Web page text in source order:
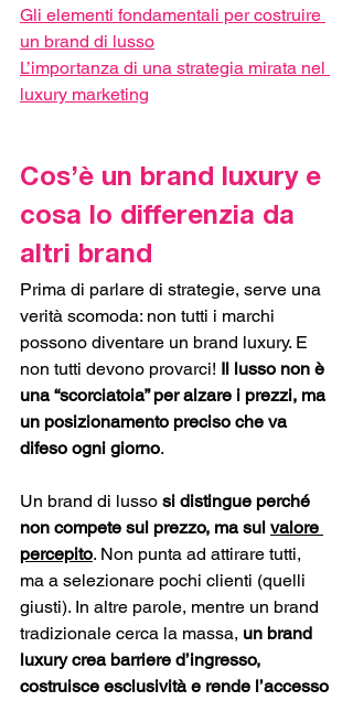
Gli elementi fondamentali per costruire
un brand di lusso
L’importanza di una strategia mirata nel
luxury marketing
Cos’è un brand luxury e
cosa lo differenzia da
altri brand
Prima di parlare di strategie, serve una
verità scomoda: non tutti i marchi
possono diventare un brand luxury. E
non tutti devono provarci! Il lusso non è
una “scorciatoia” per alzare i prezzi, ma
un posizionamento preciso che va
difeso ogni giorno.
Un brand di lusso si distingue perché
non compete sul prezzo, ma sul valore
percepito. Non punta ad attirare tutti,
ma a selezionare pochi clienti (quelli
giusti). In altre parole, mentre un brand
tradizionale cerca la massa, un brand
luxury crea barriere d’ingresso,
costruisce esclusività e rende l’accesso